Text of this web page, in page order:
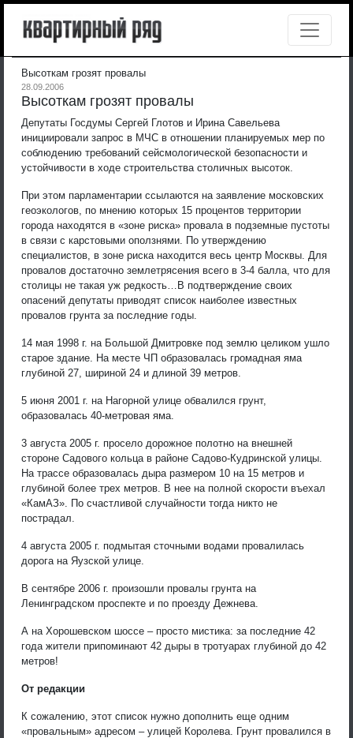
Высоткам грозят провалы
28.09.2006
Высоткам грозят провалы
Депутаты Госдумы Сергей Глотов и Ирина Савельева
инициировали запрос в МЧС в отношении планируемых мер по
соблюдению требований сейсмологической безопасности и
устойчивости в ходе строительства столичных высоток.
При этом парламентарии ссылаются на заявление московских
геоэкологов, по мнению которых 15 процентов территории
города находятся в «зоне риска» провала в подземные пустоты
в связи с карстовыми оползнями. По утверждению
специалистов, в зоне риска находится весь центр Москвы. Для
провалов достаточно землетрясения всего в 3-4 балла, что для
столицы не такая уж редкость…В подтверждение своих
опасений депутаты приводят список наиболее известных
провалов грунта за последние годы.
14 мая 1998 г. на Большой Дмитровке под землю целиком ушло
старое здание. На месте ЧП образовалась громадная яма
глубиной 27, шириной 24 и длиной 39 метров.
5 июня 2001 г. на Нагорной улице обвалился грунт,
образовалась 40-метровая яма.
3 августа 2005 г. просело дорожное полотно на внешней
стороне Садового кольца в районе Садово-Кудринской улицы.
На трассе образовалась дыра размером 10 на 15 метров и
глубиной более трех метров. В нее на полной скорости въехал
«КамАЗ». По счастливой случайности тогда никто не
пострадал.
4 августа 2005 г. подмытая сточными водами провалилась
дорога на Яузской улице.
В сентябре 2006 г. произошли провалы грунта на
Ленинградском проспекте и по проезду Дежнева.
А на Хорошевском шоссе – просто мистика: за последние 42
года жители припоминают 42 дыры в тротуарах глубиной до 42
метров!
От редакции
К сожалению, этот список нужно дополнить еще одним
«провальным» адресом – улицей Королева. Грунт провалился в